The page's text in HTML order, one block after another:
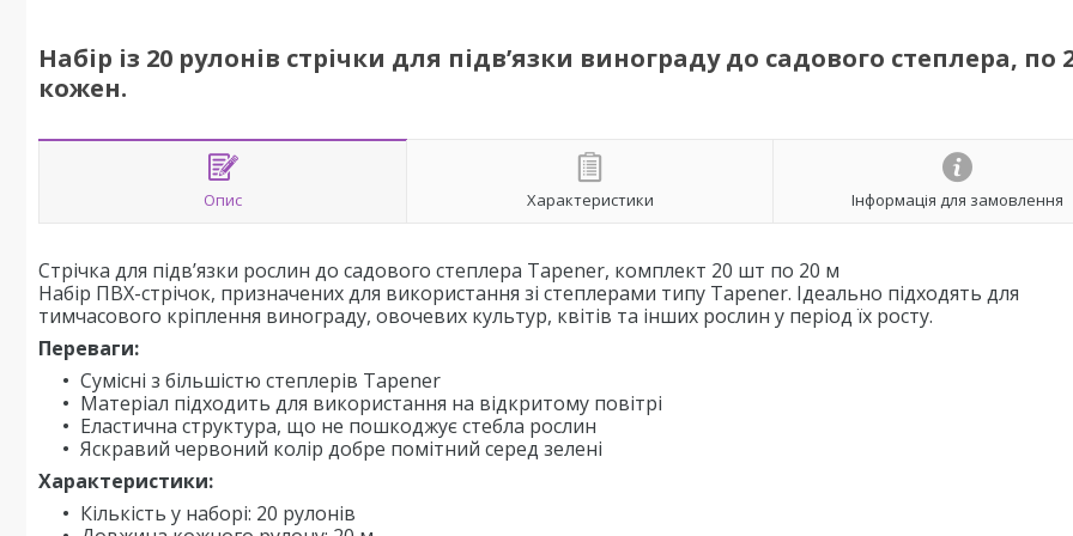
Набір із 20 рулонів стрічки для підв’язки винограду до садового степлера, по
кожен.
Опис Характеристики Інформація для замовлення
Стрічка для підв’язки рослин до садового степлера Tapener, комплект 20 шт по 20 м
Набір ПВХ-стрічок, призначених для використання зі степлерами типу Tapener. Ідеально підходять для
тимчасового кріплення винограду, овочевих культур, квітів та інших рослин у період їх росту.
Переваги:
Сумісні з більшістю степлерів Tapener
Матеріал підходить для використання на відкритому повітрі
Еластична структура, що не пошкоджує стебла рослин
Яскравий червоний колір добре помітний серед зелені
Характеристики:
Кількість у наборі: 20 рулонів